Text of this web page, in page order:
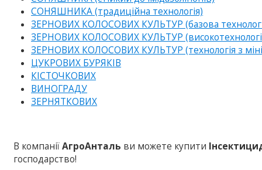
СОНЯШНИКА (традиційна технологія)
ЗЕРНОВИХ КОЛОСОВИХ КУЛЬТУР (базова
ЗЕРНОВИХ КОЛОСОВИХ КУЛЬТУР
ЗЕРНОВИХ КОЛОСОВИХ КУЛЬТУР (технологія з
ЦУКРОВИХ БУРЯКІВ
КІСТОЧКОВИХ
ВИНОГРАДУ
ЗЕРНЯТКОВИХ
В компаніїАгроАнталь ви можете купити
господарство!